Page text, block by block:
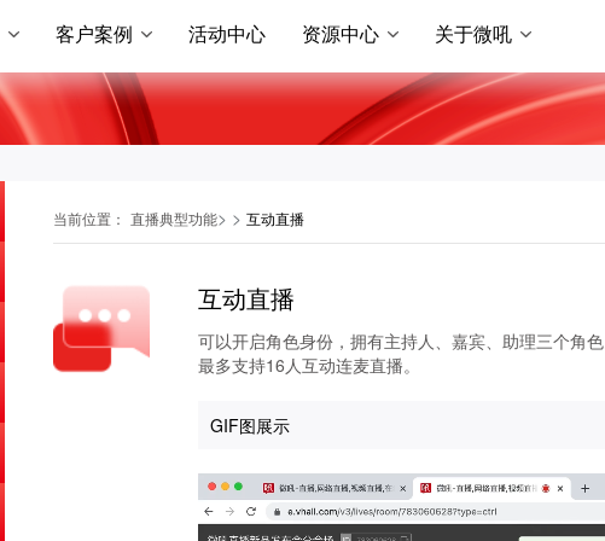
客户案例 活动中心 资源中心 关于微吼
当前位置： 直播典型功能> > 互动直播
互动直播
可以开启角色身份，拥有主持人、嘉宾、助理三个角
最多支持16人互动连麦直播。
GIF图展示